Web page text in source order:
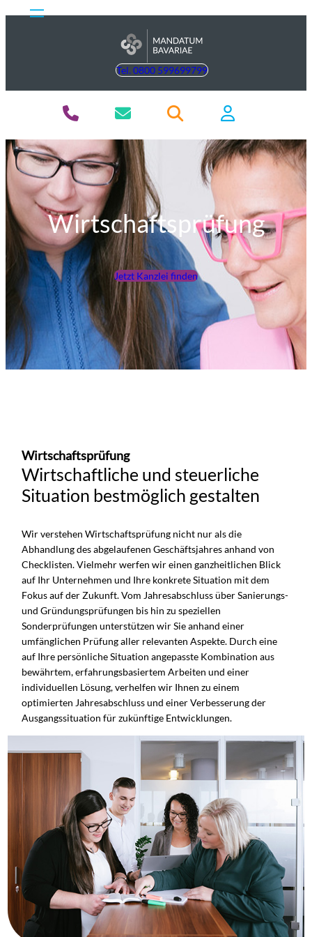
Tel. 0800 599699799
Wirtschaftsprüfung
Jetzt Kanzlei finden
Wirtschaftsprüfung
Wirtschaftliche und steuerliche
Situation bestmöglich gestalten
Wir verstehen Wirtschaftsprüfung nicht nur als die
Abhandlung des abgelaufenen Geschäftsjahres anhand von
Checklisten. Vielmehr werfen wir einen ganzheitlichen Blick
auf Ihr Unternehmen und Ihre konkrete Situation mit dem
Fokus auf der Zukunft. Vom Jahresabschluss über Sanierungs-
und Gründungsprüfungen bis hin zu speziellen
Sonderprüfungen unterstützen wir Sie anhand einer
umfänglichen Prüfung aller relevanten Aspekte. Durch eine
auf Ihre persönliche Situation angepasste Kombination aus
bewährtem, erfahrungsbasiertem Arbeiten und einer
individuellen Lösung, verhelfen wir Ihnen zu einem
optimierten Jahresabschluss und einer Verbesserung der
Ausgangssituation für zukünftige Entwicklungen.